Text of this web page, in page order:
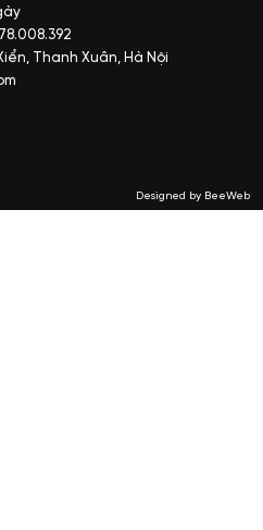
Thanh Xuân, Hà Nội
Designed by BeeWeb